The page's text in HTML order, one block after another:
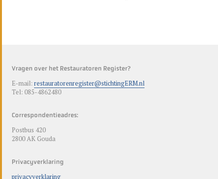
Vragen over het Restauratoren Register?
E-mail: restauratorenregister@stichtingERM.nl
Tel: 085-4862480
Correspondentieadres:
Postbus 420
2800 AK Gouda
Privacyverklaring
privacyverklaring